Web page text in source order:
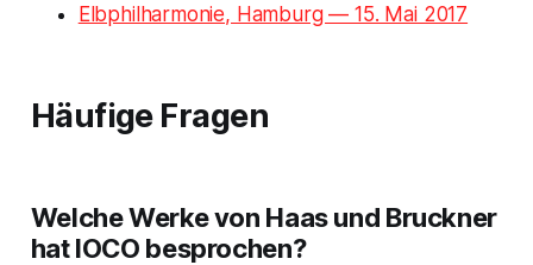
Elbphilharmonie, Hamburg — 15. Mai 2017
Häufige Fragen
Welche Werke von Haas und Bruckner
hat IOCO besprochen?